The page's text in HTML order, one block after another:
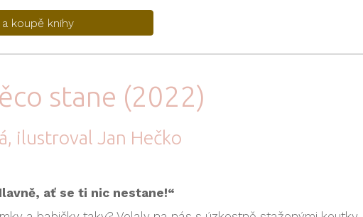
a koupě knihy
stane (2022)
, ilustroval Jan Hečko
ať se ti nic nestane!“